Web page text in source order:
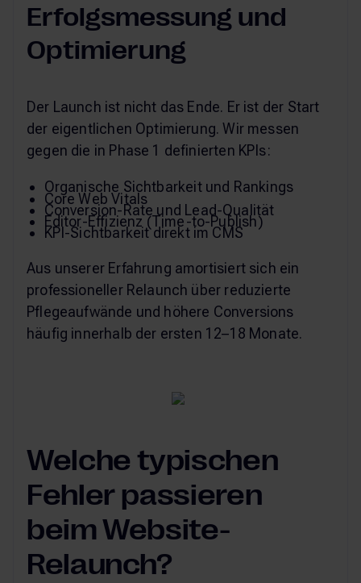
Erfolgsmessung und
Optimierung
Der Launch ist nicht das Ende. Er ist der Start
der eigentlichen Optimierung. Wir messen
gegen die in Phase 1 definierten KPIs:
Organische Sichtbarkeit und Rankings
Core Web Vitals
Conversion-Rate und Lead-Qualität
Editor-Effizienz (Time-to-Publish)
KPI-Sichtbarkeit direkt im CMS
Aus unserer Erfahrung amortisiert sich ein
professioneller Relaunch über reduzierte
Pflegeaufwände und höhere Conversions
häufig innerhalb der ersten 12–18 Monate.
Welche typischen
Fehler passieren
beim Website-
Relaunch?